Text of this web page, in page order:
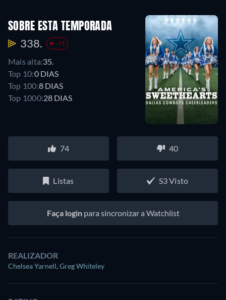
SOBRE ESTA TEMPORADA
338. -71
Mais alta:35.
Top 10:0 DIAS
Top 100:8 DIAS
Top 1000:28 DIAS
74 40
Listas S3 Visto
Faça loginpara sincronizar a Watchlist
REALIZADOR
Chelsea Yarnell,Greg Whiteley